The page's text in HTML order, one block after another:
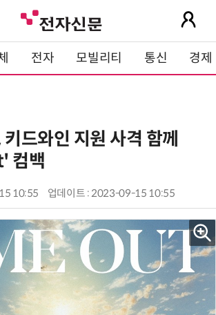
전자 모빌리티 통신 경제
드와인 지원 사격 함께
컴백
10:55 업데이트 : 2023-09-15 10:55